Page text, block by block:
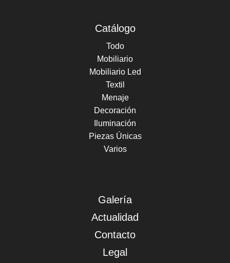
Catálogo
Todo
Mobiliario
Mobiliario Led
Textil
Menaje
Decoración
Iluminación
Piezas Únicas
Varios
Galería
Actualidad
Contacto
Legal